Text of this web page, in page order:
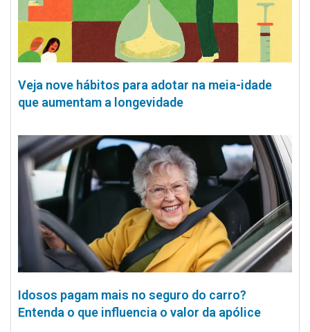
Veja nove hábitos para adotar na meia-idade
que aumentam a longevidade
Idosos pagam mais no seguro do carro?
Entenda o que influencia o valor da apólice